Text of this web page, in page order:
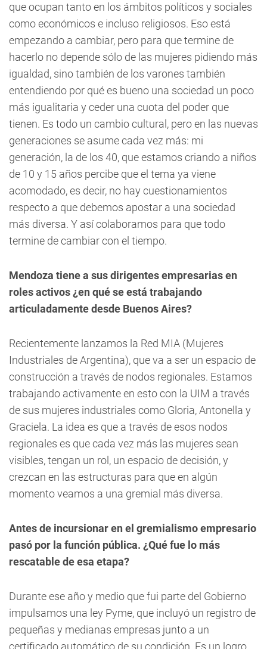
que ocupan tanto en los ámbitos políticos y sociales
como económicos e incluso religiosos. Eso está
empezando a cambiar, pero para que termine de
hacerlo no depende sólo de las mujeres pidiendo más
igualdad, sino también de los varones también
entendiendo por qué es bueno una sociedad un poco
más igualitaria y ceder una cuota del poder que
tienen. Es todo un cambio cultural, pero en las nuevas
generaciones se asume cada vez más: mi
generación, la de los 40, que estamos criando a niños
de 10 y 15 años percibe que el tema ya viene
acomodado, es decir, no hay cuestionamientos
respecto a que debemos apostar a una sociedad
más diversa. Y así colaboramos para que todo
termine de cambiar con el tiempo.
Mendoza tiene a sus dirigentes empresarias en
roles activos ¿en qué se está trabajando
articuladamente desde Buenos Aires?
Recientemente lanzamos la Red MIA (Mujeres
Industriales de Argentina), que va a ser un espacio de
construcción a través de nodos regionales. Estamos
trabajando activamente en esto con la UIM a través
de sus mujeres industriales como Gloria, Antonella y
Graciela. La idea es que a través de esos nodos
regionales es que cada vez más las mujeres sean
visibles, tengan un rol, un espacio de decisión, y
crezcan en las estructuras para que en algún
momento veamos a una gremial más diversa.
Antes de incursionar en el gremialismo empresario
pasó por la función pública. ¿Qué fue lo más
rescatable de esa etapa?
Durante ese año y medio que fui parte del Gobierno
impulsamos una ley Pyme, que incluyó un registro de
pequeñas y medianas empresas junto a un
certificado automático de su condición. Es un logro